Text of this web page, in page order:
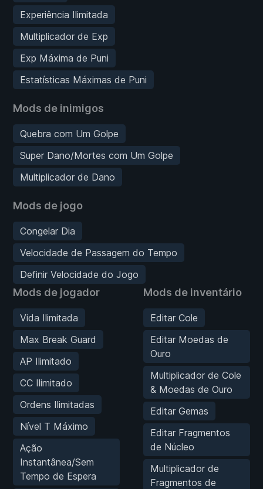
Experiência Ilimitada
Multiplicador de Exp
Exp Máxima de Puni
Estatísticas Máximas de Puni
Mods de inimigos
Quebra com Um Golpe
Super Dano/Mortes com Um Golpe
Multiplicador de Dano
Mods de jogo
Congelar Dia
Velocidade de Passagem do Tempo
Definir Velocidade do Jogo
Mods de jogador
Vida Ilimitada
Max Break Guard
AP Ilimitado
CC Ilimitado
Ordens Ilimitadas
Nível T Máximo
Ação
Instantânea/Sem
Tempo de Espera
Mods de inventário
Editar Cole
Editar Moedas de
Ouro
Multiplicador de Cole
& Moedas de Ouro
Editar Gemas
Editar Fragmentos
de Núcleo
Multiplicador de
Fragmentos de